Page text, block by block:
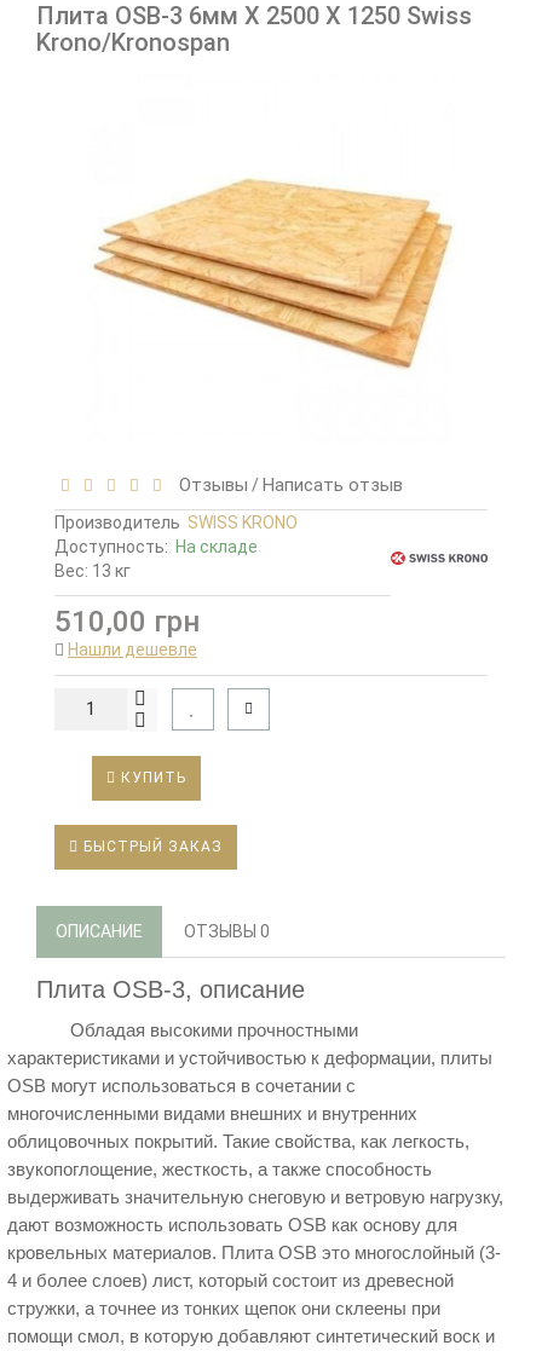
Плита OSB-3 6мм Х 2500 Х 1250 Swiss
Krono/Kronospan
Отзывы /Написать отзыв
Производитель SWISS KRONO
Доступность: На складе
Вес: 13 кг
510,00 грн
Нашли дешевле
КУПИТЬ
БЫСТРЫЙ ЗАКАЗ
ОПИСАНИЕ ОТЗЫВЫ 0
Плита OSB-3, описание
Обладая высокими прочностными
характеристиками и устойчивостью к деформации, плиты
OSB могут использоваться в сочетании с
многочисленными видами внешних и внутренних
облицовочных покрытий. Такие свойства, как легкость,
звукопоглощение, жесткость, а также способность
выдерживать значительную снеговую и ветровую нагрузку,
дают возможность использовать OSB как основу для
кровельных материалов. Плита OSB это многослойный (3-
4 и более слоев) лист, который состоит из древесной
стружки, а точнее из тонких щепок они склеены при
помощи смол, в которую добавляют синтетический воск и